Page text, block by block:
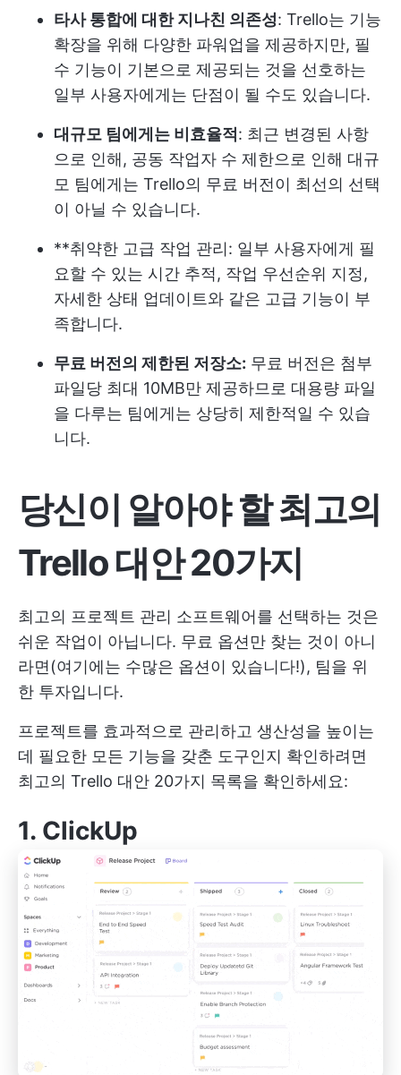
타사 통합에 대한 지나친 의존성: Trello는 기능
확장을 위해 다양한 파워업을 제공하지만, 필
수 기능이 기본으로 제공되는 것을 선호하는
일부 사용자에게는 단점이 될 수도 있습니다.
대규모 팀에게는 비효율적 : 최근 변경된 사항
으로 인해, 공동 작업자 수 제한으로 인해 대규
모 팀에게는 Trello의 무료 버전이 최선의 선택
이 아닐 수 있습니다.
**취약한 고급 작업 관리: 일부 사용자에게 필
요할 수 있는 시간 추적, 작업 우선순위 지정,
자세한 상태 업데이트와 같은 고급 기능이 부
족합니다.
무료 버전의 제한된 저장소: 무료 버전은 첨부
파일당 최대 10MB만 제공하므로 대용량 파일
을 다루는 팀에게는 상당히 제한적일 수 있습
니다.
당신이 알아야 할 최고의
Trello 대안 20가지
최고의 프로젝트 관리 소프트웨어를 선택하는 것은
쉬운 작업이 아닙니다. 무료 옵션만 찾는 것이 아니
라면(여기에는 수많은 옵션이 있습니다!), 팀을 위
한 투자입니다.
프로젝트를 효과적으로 관리하고 생산성을 높이는
데 필요한 모든 기능을 갖춘 도구인지 확인하려면
최고의 Trello 대안 20가지 목록을 확인하세요:
1. ClickUp